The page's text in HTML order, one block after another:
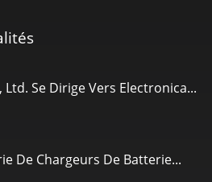
Ltd. Se Dirige Vers Electronica...
De Chargeurs De Batterie...